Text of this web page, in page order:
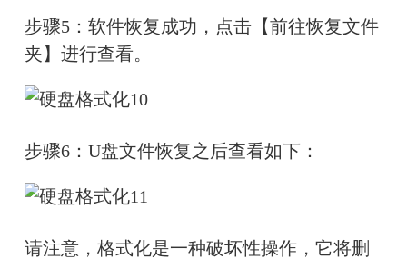
步骤5：软件恢复成功，点击【前往恢复文件
夹】进行查看。
步骤6：U盘文件恢复之后查看如下：
请注意，格式化是一种破坏性操作，它将删